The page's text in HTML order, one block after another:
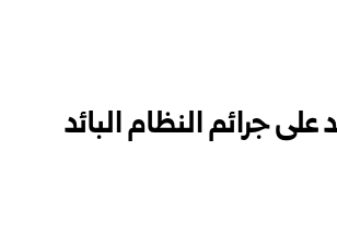
جرائم النظام البائد